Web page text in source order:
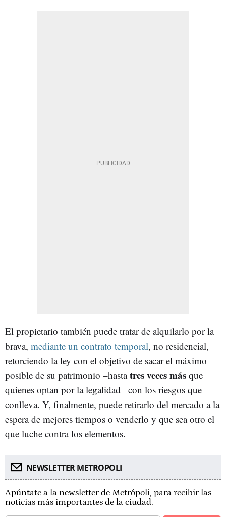
El propietario también puede tratar de alquilarlo por la
brava, mediante un contrato temporal, no residencial,
retorciendo la ley con el objetivo de sacar el máximo
posible de su patrimonio –hastatres veces más que
quienes optan por la legalidad– con los riesgos que
conlleva. Y, finalmente, puede retirarlo del mercado a la
espera de mejores tiempos o venderlo y que sea otro el
que luche contra los elementos.
NEWSLETTER METROPOLI
Apúntate a la newsletter de Metrópoli, para recibir las
noticias más importantes de la ciudad.